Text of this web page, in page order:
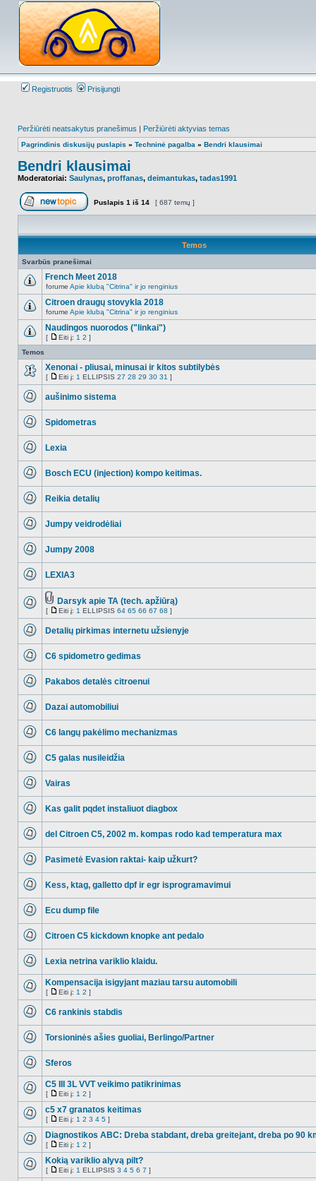
Registruotis Prisijungti
Peržiūrėti neatsakytus pranešimus | Peržiūrėti aktyvias temas
Pagrindinis diskusijų puslapis » Techninė pagalba » Bendri klausimai
Bendri klausimai
Moderatoriai: Saulynas, proffanas, deimantukas, tadas1991
Naujos temos kūrimas
Puslapis 1 iš 14 [ 687 temų ]
Temos
Svarbūs pranešimai
NO_UNREAD_POSTS
French Meet 2018
forume Apie klubą "Citrina" ir jo renginius
NO_UNREAD_POSTS
Citroen draugų stovykla 2018
forume Apie klubą "Citrina" ir jo renginius
NO_UNREAD_POSTS
Naudingos nuorodos ("linkai")
[
Eiti
Eiti į: 1 2 ]
Temos
NO_UNREAD_POSTS
Xenonai - pliusai, minusai ir kitos subtilybės
[
Eiti
į
Eiti į: 1 ELLIPSIS 27 28 29 30 31 ]
aušinimo sistema
Spidometras
Lexia
Bosch ECU (injection) kompo keitimas.
Reikia detalių
Jumpy veidrodėliai
Jumpy 2008
LEXIA3
NO_UNREAD_POSTS
Tema
turi
failų
Darsyk apie TA (tech. apžiūrą)
[
Eiti
Eiti į: 1 ELLIPSIS 64 65 66 67 68 ]
Detalių pirkimas internetu užsienyje
C6 spidometro gedimas
Pakabos detalės citroenui
Dazai automobiliui
C6 langų pakėlimo mechanizmas
C5 galas nusileidžia
Vairas
Kas galit pqdet instaliuot diagbox
del Citroen C5, 2002 m. kompas rodo kad temperatura max
Pasimetė Evasion raktai- kaip užkurt?
Kess, ktag, galletto dpf ir egr isprogramavimui
Ecu dump file
Citroen C5 kickdown knopke ant pedalo
Lexia netrina variklio klaidu.
NO_UNREAD_POSTS
Kompensacija isigyjant maziau tarsu automobili
[
Eiti
Eiti į: 1 2 ]
C6 rankinis stabdis
Torsioninės ašies guoliai, Berlingo/Partner
Sferos
NO_UNREAD_POSTS
C5 III 3L VVT veikimo patikrinimas
[
Eiti
į
Eiti į: 1 2 ]
NO_UNREAD_POSTS
c5 x7 granatos keitimas
[
Eiti
į
Eiti į: 1 2 3 4 5 ]
NO_UNREAD_POSTS
Diagnostikos ABC: Dreba stabdant, dreba greitejant, dreba po 90
[
Eiti
į
Eiti į: 1 2 ]
NO_UNREAD_POSTS
Kokią variklio alyvą pilt?
[
Eiti
Eiti į: 1 ELLIPSIS 3 4 5 6 7 ]